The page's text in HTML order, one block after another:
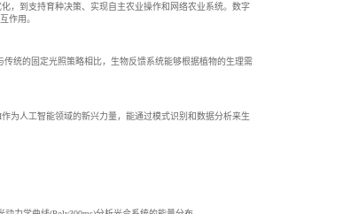
，到支持育种决策、实现自主农业操作和网络农业系统。数字
作用。
统的固定光照策略相比，生物反馈系统能够根据植物的生理需
为人工智能领域的新兴力量，能通过模式识别和数据分析来生